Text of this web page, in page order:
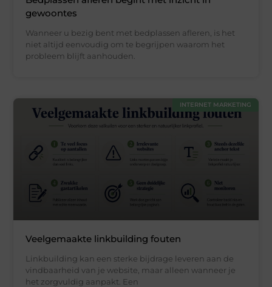
gewoontes
Wanneer u bezig bent met bedplassen afleren, is het
niet altijd eenvoudig om te begrijpen waarom het
probleem blijft aanhouden.
INTERNET MARKETING
Veelgemaakte linkbuilding fouten
Linkbuilding kan een sterke bijdrage leveren aan de
vindbaarheid van je website, maar alleen wanneer je
het zorgvuldig aanpakt. Een